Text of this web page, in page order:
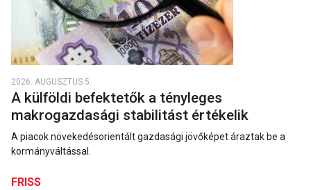
2026. AUGUSZTUS 5.
A külföldi befektetők a tényleges
makrogazdasági stabilitást értékelik
A piacok növekedésorientált gazdasági jövőképet áraztak be a
kormányváltással.
FRISS